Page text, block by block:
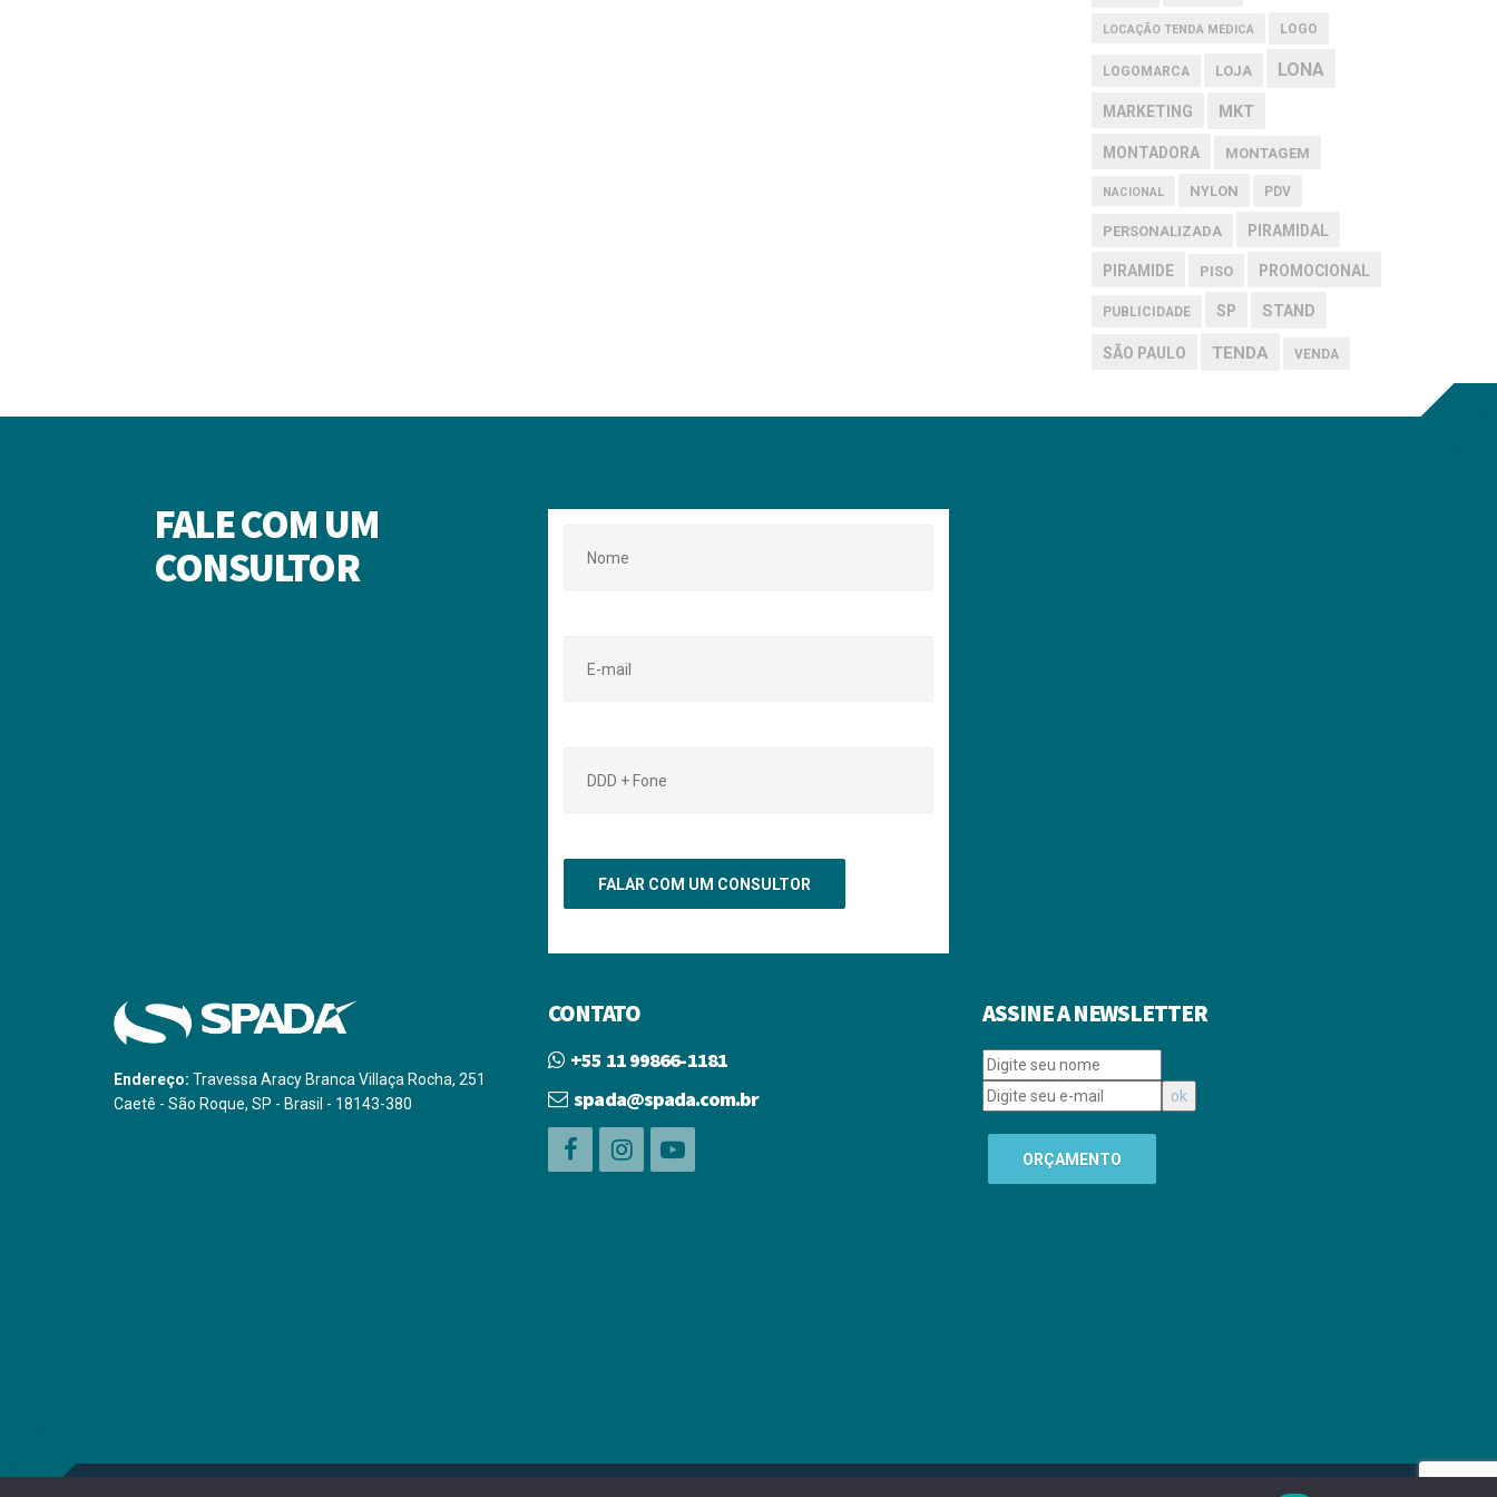
LOCAÇÃO TENDA MEDICA LOGO
LOGOMARCA LOJA LONA
MARKETING MKT
MONTADORA MONTAGEM
NACIONAL NYLON PDV
PERSONALIZADA PIRAMIDAL
PIRAMIDE PISO PROMOCIONAL
PUBLICIDADE SP STAND
SÃO PAULO TENDA VENDA
FALE COM UM
CONSULTOR
Endereço: Travessa Aracy Branca Villaça Rocha, 251
Caetê - São Roque, SP - Brasil - 18143-380
CONTATO
+55 11 99866-1181
spada@spada.com.br
ASSINE A NEWSLETTER
ORÇAMENTO